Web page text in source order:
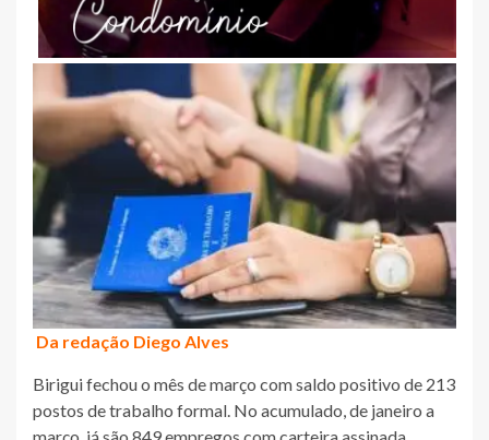
Da redação Diego Alves
Birigui fechou o mês de março com saldo positivo de 213
postos de trabalho formal. No acumulado, de janeiro a